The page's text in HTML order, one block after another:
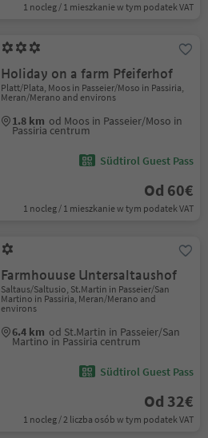
1 nocleg / 1 mieszkanie w tym podatek VAT
Holiday on a farm Pfeiferhof
Platt/Plata, Moos in Passeier/Moso in Passiria,
Meran/Merano and environs
1.8 km od Moos in Passeier/Moso in
Passiria centrum
Südtirol Guest Pass
Od 60€
1 nocleg / 1 mieszkanie w tym podatek VAT
Farmhouuse Untersaltaushof
Saltaus/Saltusio, St.Martin in Passeier/San
Martino in Passiria, Meran/Merano and
environs
6.4 km od St.Martin in Passeier/San
Martino in Passiria centrum
Südtirol Guest Pass
Od 32€
1 nocleg / 2 liczba osób w tym podatek VAT